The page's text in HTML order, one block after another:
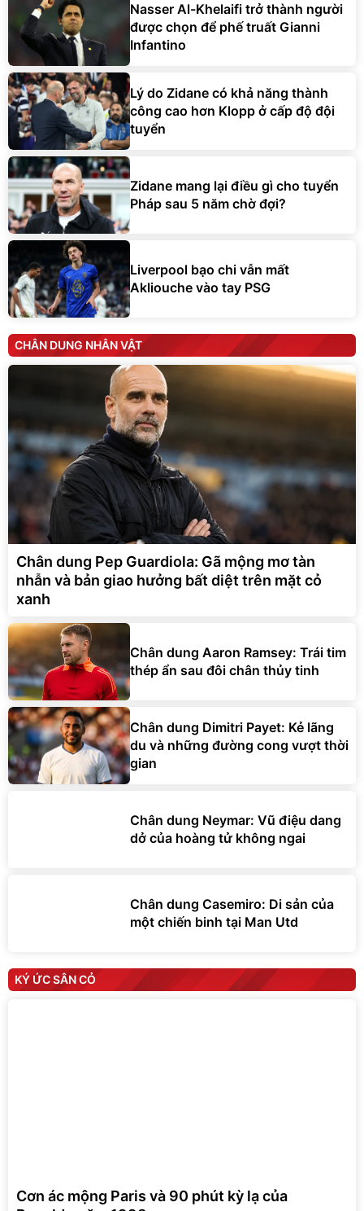
Nasser Al-Khelaifi trở thành người
được chọn để phế truất Gianni
Infantino
Lý do Zidane có khả năng thành
công cao hơn Klopp ở cấp độ đội
tuyển
Zidane mang lại điều gì cho tuyển
Pháp sau 5 năm chờ đợi?
Liverpool bạo chi vẫn mất
Akliouche vào tay PSG
CHÂN DUNG NHÂN VẬT
Chân dung Pep Guardiola: Gã mộng mơ tàn
nhẫn và bản giao hưởng bất diệt trên mặt cỏ
xanh
Chân dung Aaron Ramsey: Trái tim
thép ẩn sau đôi chân thủy tinh
Chân dung Dimitri Payet: Kẻ lãng
du và những đường cong vượt thời
gian
Chân dung Neymar: Vũ điệu dang
dở của hoàng tử không ngai
Chân dung Casemiro: Di sản của
một chiến binh tại Man Utd
KÝ ỨC SÂN CỎ
Cơn ác mộng Paris và 90 phút kỳ lạ của